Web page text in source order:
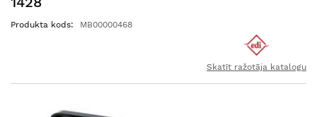
Produkta kods MB00000468
Skatīt ražotāja katalogu